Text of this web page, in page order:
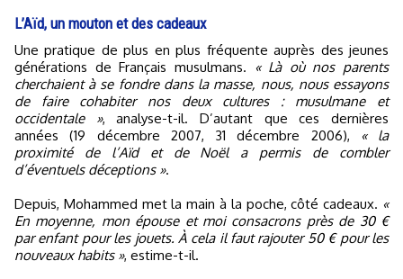
L’Aïd, un mouton et des cadeaux
Une pratique de plus en plus fréquente auprès des jeunes
générations de Français musulmans.
« Là où nos parents
cherchaient à se fondre dans la masse, nous, nous essayons
de faire cohabiter nos deux cultures : musulmane et
occidentale », analyse-t-il. D’autant que ces dernières
années (19 décembre 2007, 31 décembre 2006),
« la
proximité de l’Aïd et de Noël a permis de combler
d’éventuels déceptions ».
Depuis, Mohammed met la main à la poche, côté cadeaux. «
En moyenne, mon épouse et moi consacrons près de 30 €
par enfant pour les jouets. À cela il faut rajouter 50 € pour les
nouveaux habits », estime-t-il.